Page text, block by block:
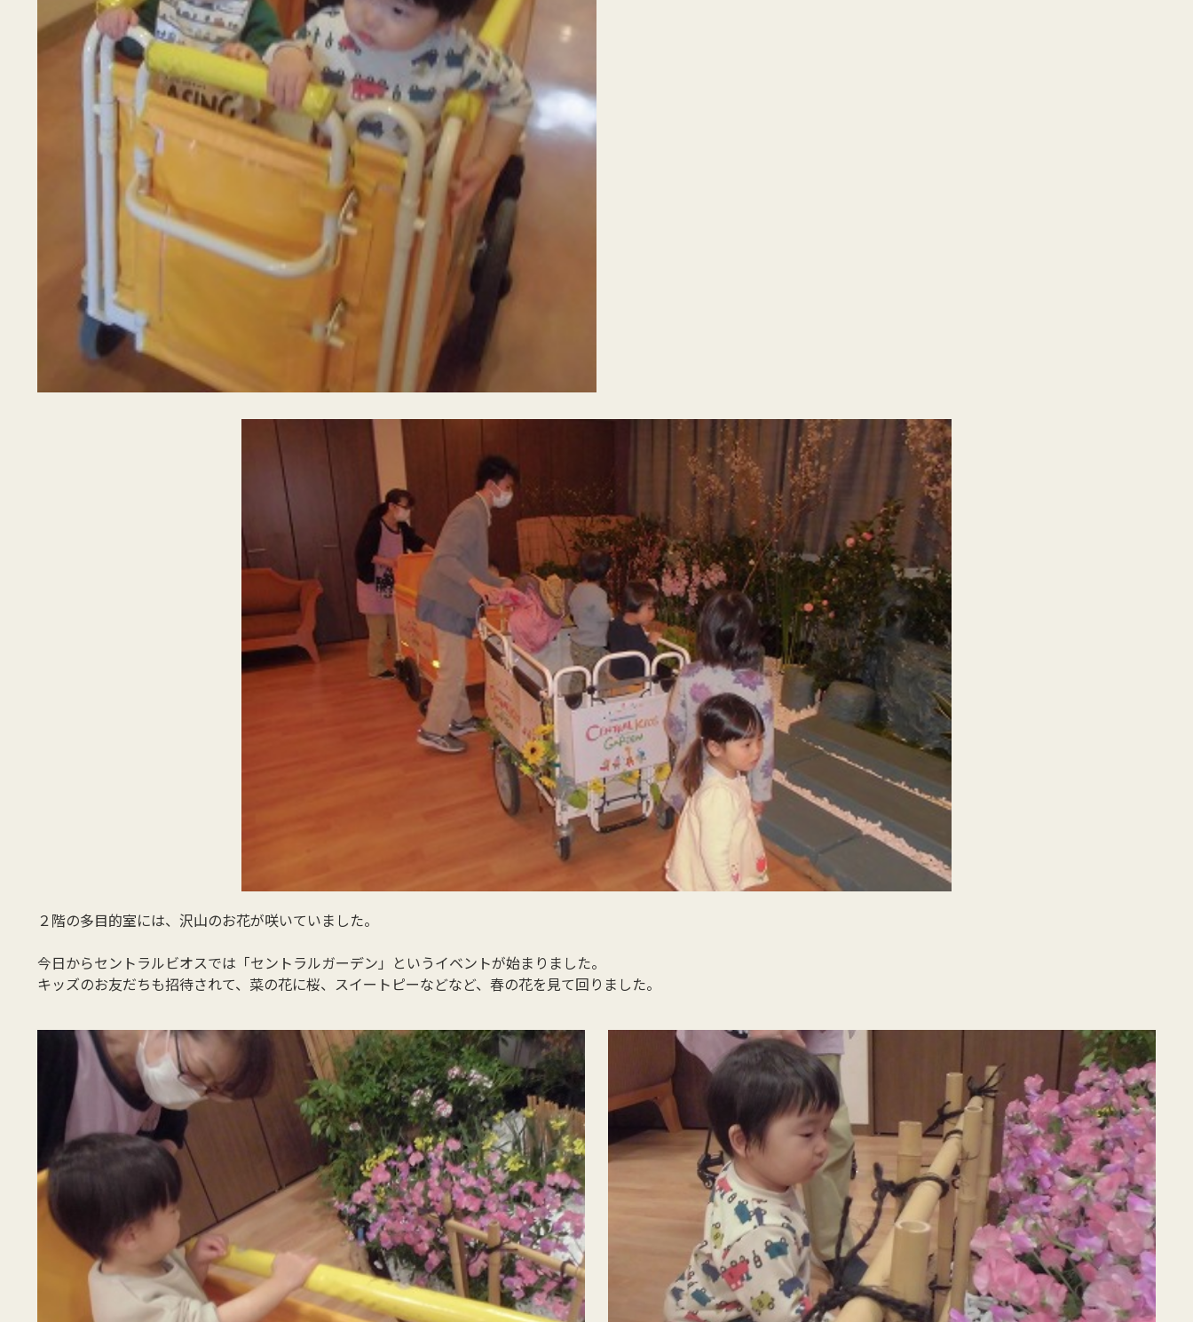
２階の多目的室には、沢山のお花が咲いていました。
今日からセントラルビオスでは「セントラルガーデン」というイベントが始まりました。
キッズのお友だちも招待されて、菜の花に桜、スイートピーなどなど、春の花を見て回りました。